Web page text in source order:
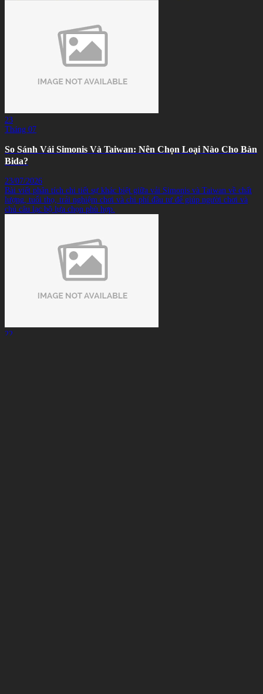
23
Tháng 07
So Sánh Vải Simonis Và Taiwan: Nên Chọn Loại Nào Cho Bàn
Bida?
23/07/2026
Bài viết phân tích chi tiết sự khác biệt giữa vải Simonis và Taiwan về chất
lượng, tuổi thọ, trải nghiệm chơi và chi phí đầu tư để giúp người chơi và
chủ câu lạc bộ lựa chọn phù hợp.
22